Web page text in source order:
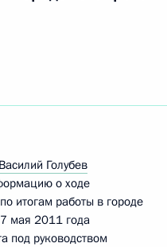
Василий Голубев
о ходе
итогам работы в городе
мая 2011 года
под руководством